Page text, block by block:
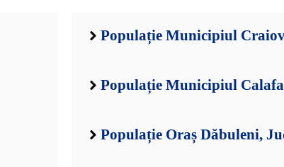
Populație Municipiul
Populație Municipiul
Populație Oraș Dăbuleni,